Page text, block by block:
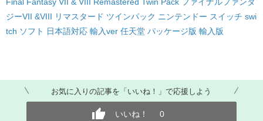
ジーVII &VIII リマスタード ツインパック ニンテンドー スイッチ swi
tch ソフト 日本語対応 輸入ver 任天堂 パッケージ版 輸入版
お気に入りの記事を「いいね！」で応援しよう
いいね！ 0